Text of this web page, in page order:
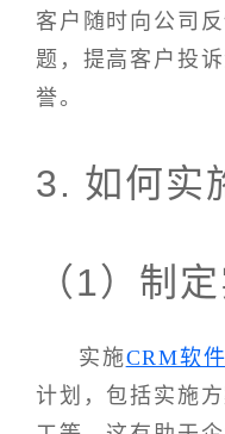
客户随时向公司
题，提高客户投
誉。
3. 如何实
（1）制
实施CRM软件
计划，包括实施